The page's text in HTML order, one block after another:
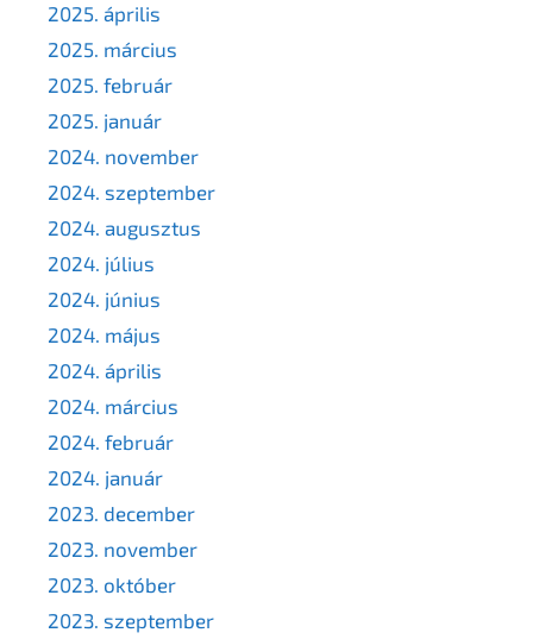
2025. április
2025. március
2025. február
2025. január
2024. november
2024. szeptember
2024. augusztus
2024. július
2024. június
2024. május
2024. április
2024. március
2024. február
2024. január
2023. december
2023. november
2023. október
2023. szeptember